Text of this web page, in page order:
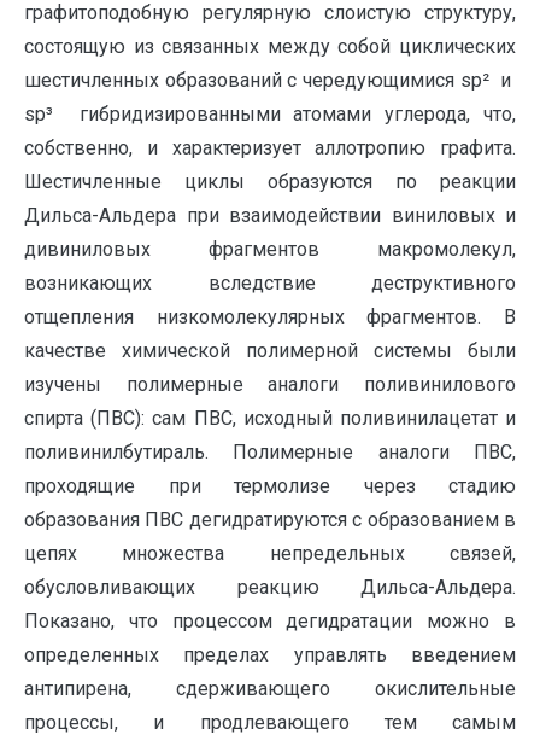
графитоподобную регулярную слоистую структуру,
состоящую из связанных между собой циклических
шестичленных образований с чередующимися sp² и
sp³ гибридизированными атомами углерода, что,
собственно, и характеризует аллотропию графита.
Шестичленные циклы образуются по реакции
Дильса-Альдера при взаимодействии виниловых и
дивиниловых фрагментов макромолекул,
возникающих вследствие деструктивного
отщепления низкомолекулярных фрагментов. В
качестве химической полимерной системы были
изучены полимерные аналоги поливинилового
спирта (ПВС): сам ПВС, исходный поливинилацетат и
поливинилбутираль. Полимерные аналоги ПВС,
проходящие при термолизе через стадию
образования ПВС дегидратируются с образованием в
цепях множества непредельных связей,
обусловливающих реакцию Дильса-Альдера.
Показано, что процессом дегидратации можно в
определенных пределах управлять введением
антипирена, сдерживающего окислительные
процессы, и продлевающего тем самым